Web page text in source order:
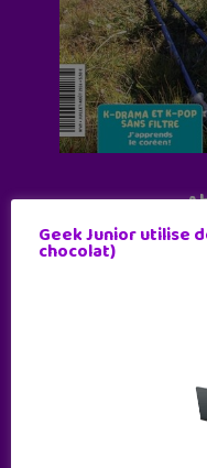
11
Geek Junior utilise
chocolat)